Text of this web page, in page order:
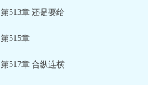
第513章 还是要给
第515章
第517章 合纵连横